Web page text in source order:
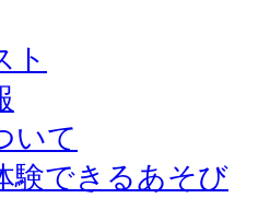
ト
いて
験できるあそび